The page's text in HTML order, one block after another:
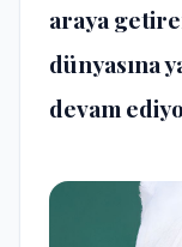
araya
dünyasına
devam